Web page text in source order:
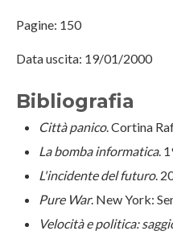
Pagine: 150
Data uscita: 19/01/2000
Bibliografia
Città panico. Cortina
La bomba informatica.
L'incidente del futuro.
Pure War. New York:
Velocità e politica: